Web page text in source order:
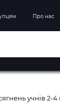
Про нас
учнів 2-4